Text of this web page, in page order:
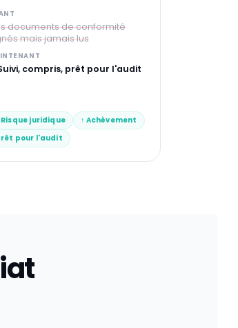
documents de conformité
mais jamais lus
compris, prêt pour l'audit
Risque juridique
↑ Achèvement
pour l'audit